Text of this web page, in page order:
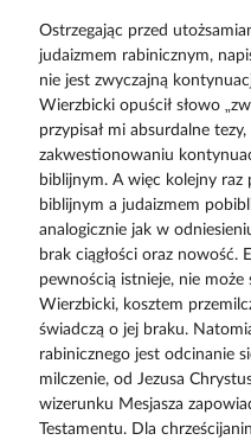
Ostrzegając przed
judaizmem rabinicznym,
nie jest zwyczajną
Wierzbicki opuścił słowo
przypisał mi absurdalne
zakwestionowaniu
biblijnym. A więc kolejny raz
biblijnym a judaizmem
analogicznie jak w
brak ciągłości oraz nowość.
pewnością istnieje, nie
Wierzbicki, kosztem
świadczą o jej braku.
rabinicznego jest odcinanie
milczenie, od Jezusa
wizerunku Mesjasza
Testamentu. Dla